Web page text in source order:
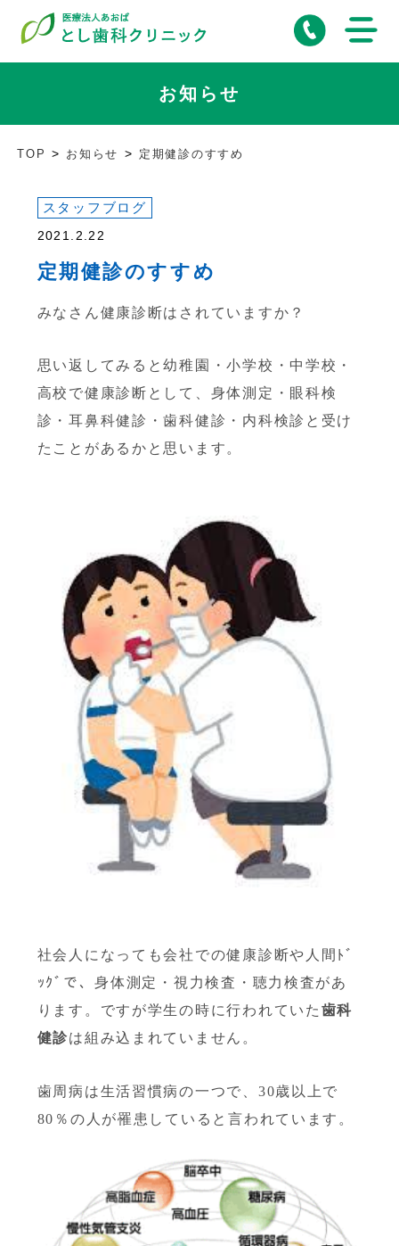
お知らせ
TOP お知らせ 定期健診のすすめ
スタッフブログ
2021.2.22
定期健診のすすめ
みなさん健康診断はされていますか？
思い返してみると幼稚園・小学校・中学校・
高校で健康診断として、身体測定・眼科検
診・耳鼻科健診・歯科健診・内科検診と 受け
たことがあるかと思います。
社会人になっても会社での健康診断や人間ﾄﾞ
ｯｸﾞで、身体測定・視力検査・ 聴力検査があ
ります。ですが学生の時に行われていた 歯科
健診は組み込まれていません。
歯周病は生活習慣病の一つで、 30歳以上で
80 ％の人が罹患していると言われています。